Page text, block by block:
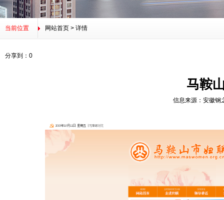
当前位置 网站首页 > 详情
分享到： 0
马鞍
信息来源： 安徽钢